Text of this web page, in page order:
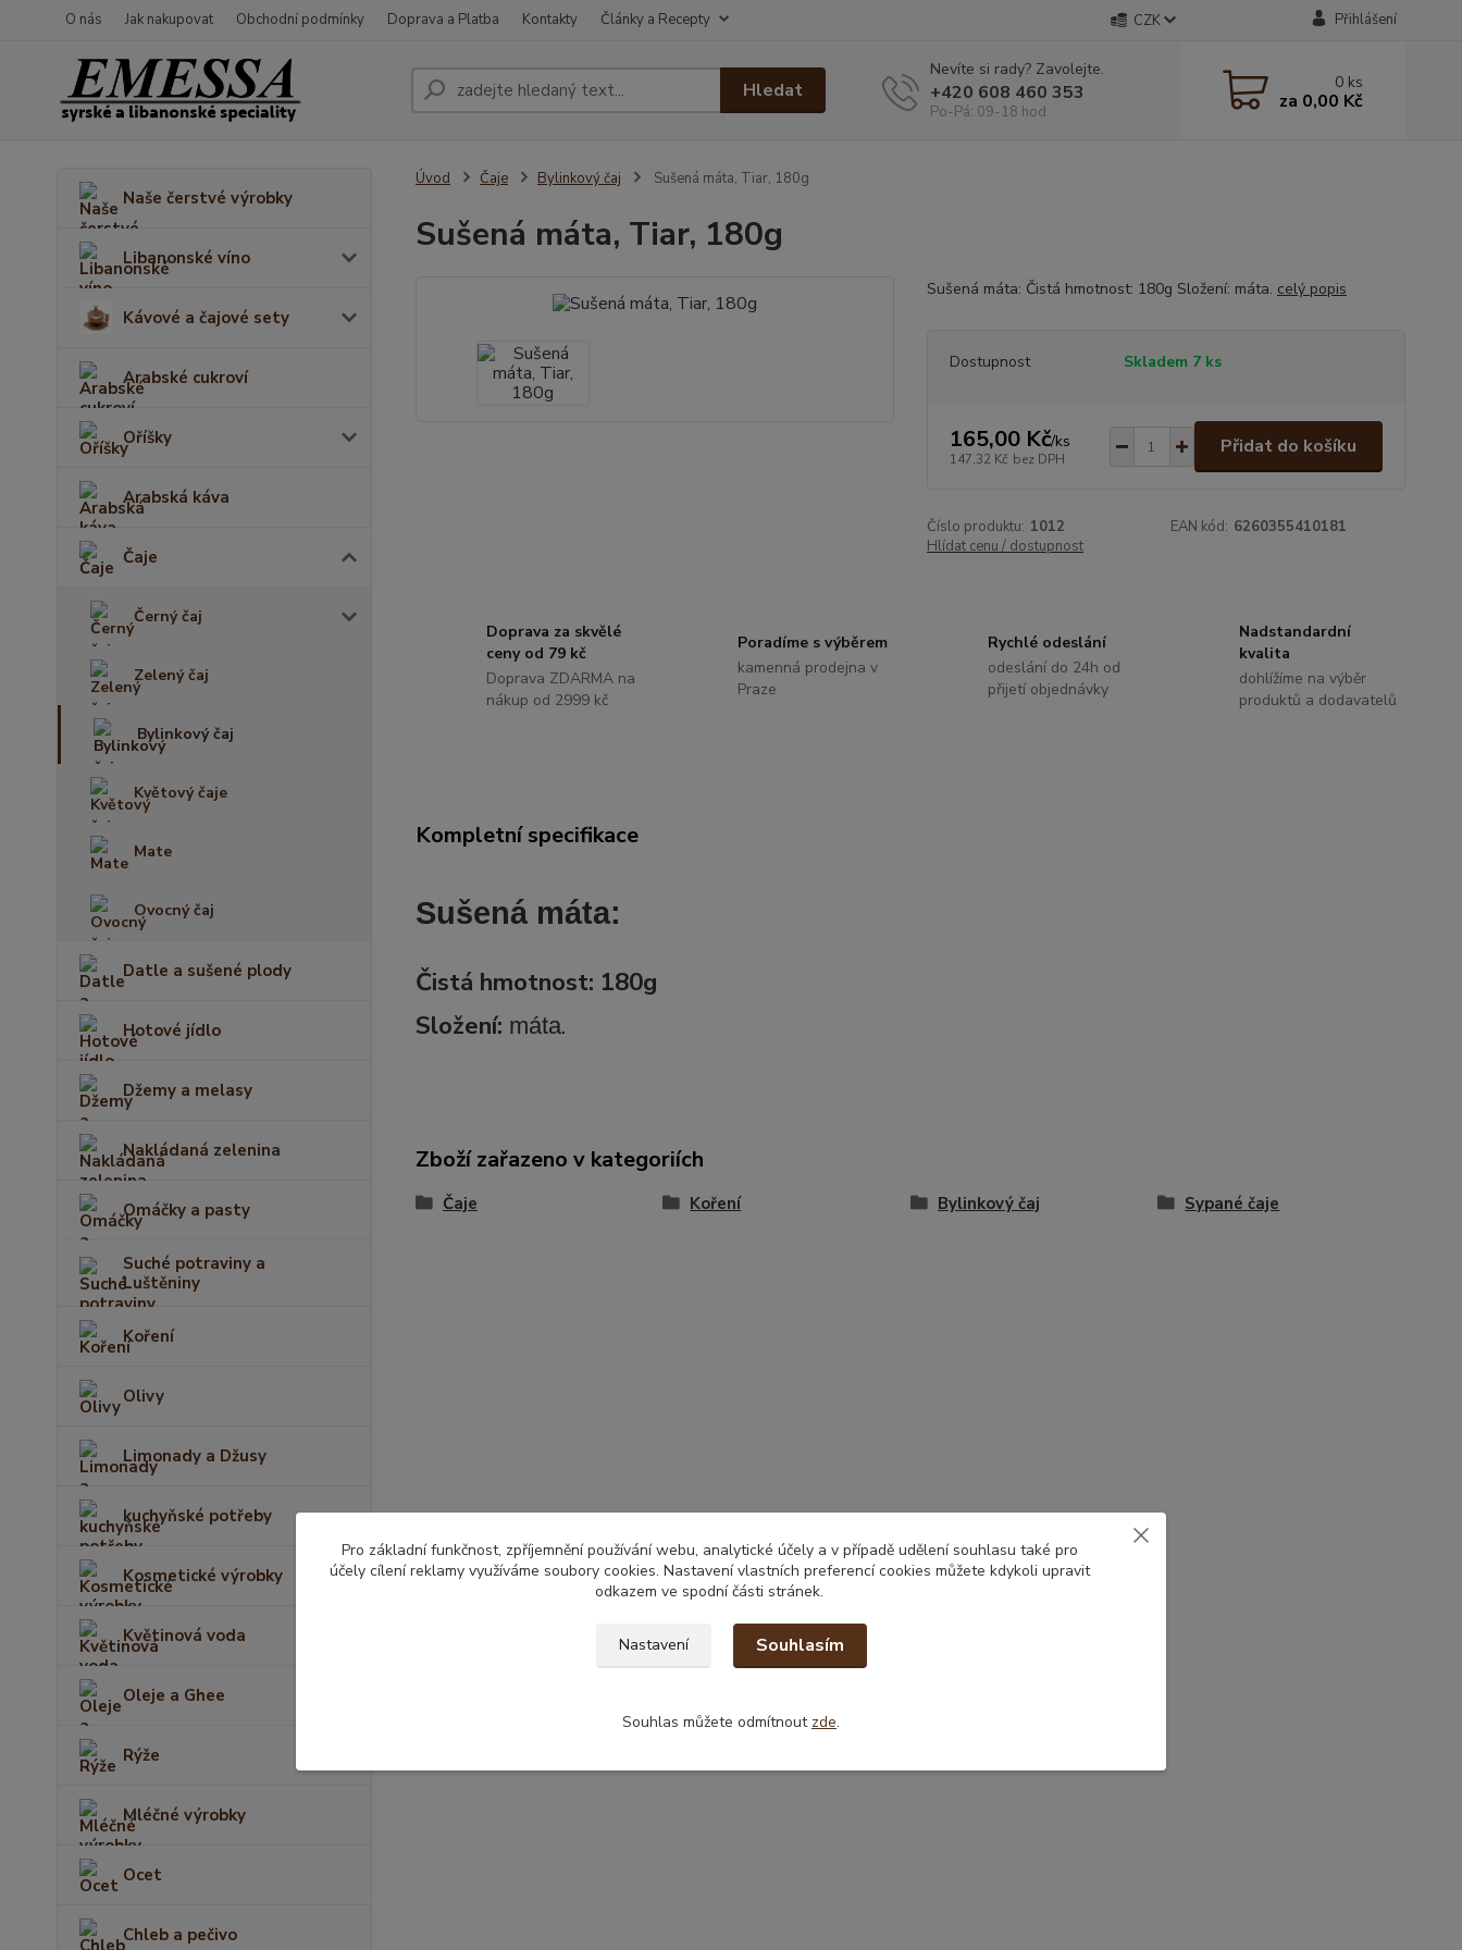
O nás Jak nakupovat Obchodní podmínky Doprava a Platba Kontakty Články a Recepty CZK Přihlášení
Hledat
Nevíte si rady? Zavolejte.
+420 608 460 353
Po-Pá: 09-18 hod.
0 ks
za 0,00 Kč
Naše čerstvé výrobky
Libanonské víno
Kávové a čajové sety
Arabské cukroví
Oříšky
Arabská káva
Čaje
Černý čaj
Zelený čaj
Bylinkový čaj
Květový čaje
Mate
Ovocný čaj
Datle a sušené plody
Hotové jídlo
Džemy a melasy
Nakládaná zelenina
Omáčky a pasty
Suché potraviny a
Luštěniny
Koření
Olivy
Limonady a Džusy
kuchyňské potřeby
Kosmetické výrobky
Květinová voda
Oleje a Ghee
Rýže
Mléčné výrobky
Ocet
Chleb a pečivo
Úvod Čaje Bylinkový čaj Sušená máta, Tiar, 180g
Sušená máta, Tiar, 180g
Sušená máta: Čistá hmotnost: 180g Složení: máta. celý popis
Dostupnost Skladem 7 ks
165,00 Kč/ks
147,32 Kč bez DPH
Přidat do košíku
Číslo produktu: 1012 EAN kód: 6260355410181
Hlídat cenu / dostupnost
Doprava za skvělé
ceny od 79 kč
Doprava ZDARMA na
nákup od 2999 kč
Poradíme s výběrem
kamenná prodejna v
Praze
Rychlé odeslání
odeslání do 24h od
přijetí objednávky
Nadstandardní
kvalita
dohlížíme na výběr
produktů a dodavatelů
Kompletní specifikace
Sušená máta:
Čistá hmotnost: 180g
Složení: máta.
Zboží zařazeno v kategoriích
Čaje Koření Bylinkový čaj Sypané čaje
Pro základní funkčnost, zpříjemnění používání webu, analytické účely a v případě udělení souhlasu také pro
účely cílení reklamy využíváme soubory cookies. Nastavení vlastních preferencí cookies můžete kdykoli upravit
odkazem ve spodní části stránek.
Nastavení Souhlasím
Souhlas můžete odmítnout zde.